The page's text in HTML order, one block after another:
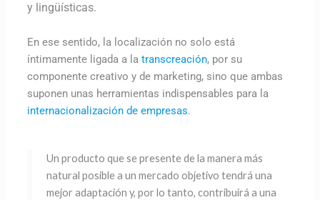
y lingüísticas.
En ese sentido, la localización no solo está
íntimamente ligada a la transcreación, por su
componente creativo y de marketing, sino que ambas
suponen unas herramientas indispensables para la
internacionalización de empresas.
Un producto que se presente de la manera más
natural posible a un mercado objetivo tendrá una
mejor adaptación y, por lo tanto, contribuirá a una